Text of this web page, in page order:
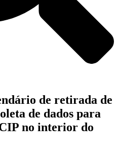
de retirada de
de dados para
no interior do